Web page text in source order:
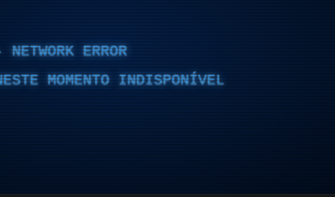
ERROR
MOMENTO INDISPONÍVEL